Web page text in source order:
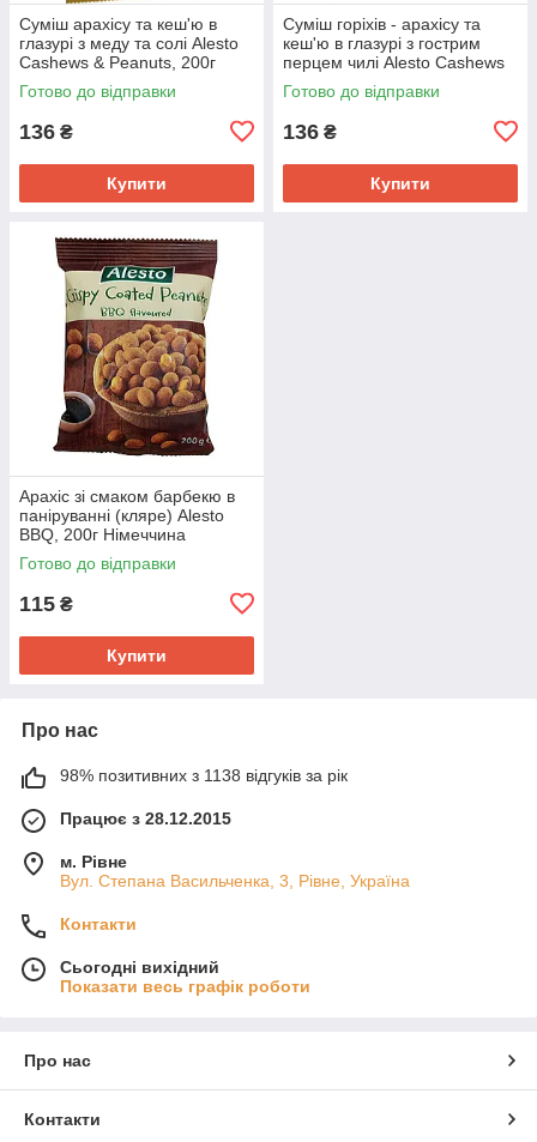
Суміш арахісу та кеш'ю в
глазурі з меду та солі Alesto
Cashews & Peanuts, 200г
Готово до відправки
136 ₴
Купити
Суміш горіхів - арахісу та
кеш'ю в глазурі з гострим
перцем чилі Alesto Cashews
& Peanuts, 200г
Готово до відправки
136 ₴
Купити
Арахіс зі смаком барбекю в
паніруванні (кляре) Alesto
BBQ, 200г Німеччина
Готово до відправки
115 ₴
Купити
Про нас
98% позитивних з 1138 відгуків за рік
Працює з 28.12.2015
м. Рівне
Вул. Степана Васильченка, 3, Рівне, Україна
Контакти
Сьогодні вихідний
Показати весь графік роботи
Про нас
Контакти